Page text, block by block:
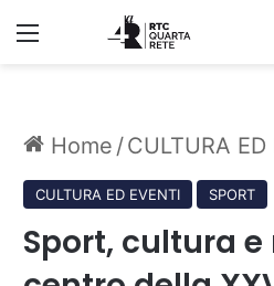
Menu
Home /CULTURA ED
CULTURA ED EVENTI SPORT
Sport, cultura